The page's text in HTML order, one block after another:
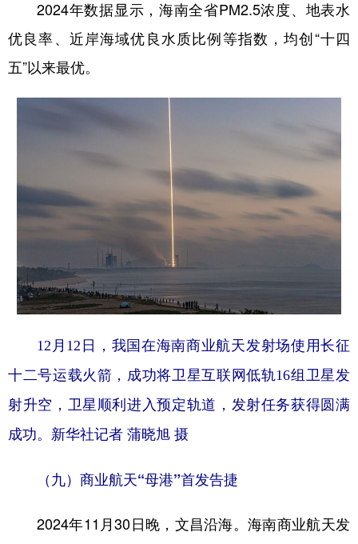
2024年数据显示，海南全省PM2.5浓度、地表水
优良率、近岸海域优良水质比例等指数，均创“十四
五”以来最优。
12月12日，我国在海南商业航天发射场使用长征
十二号运载火箭，成功将卫星互联网低轨16组卫星发
射升空，卫星顺利进入预定轨道，发射任务获得圆满
成功。新华社记者 蒲晓旭 摄
（九）商业航天“母港”首发告捷
2024年11月30日晚，文昌沿海。海南商业航天发